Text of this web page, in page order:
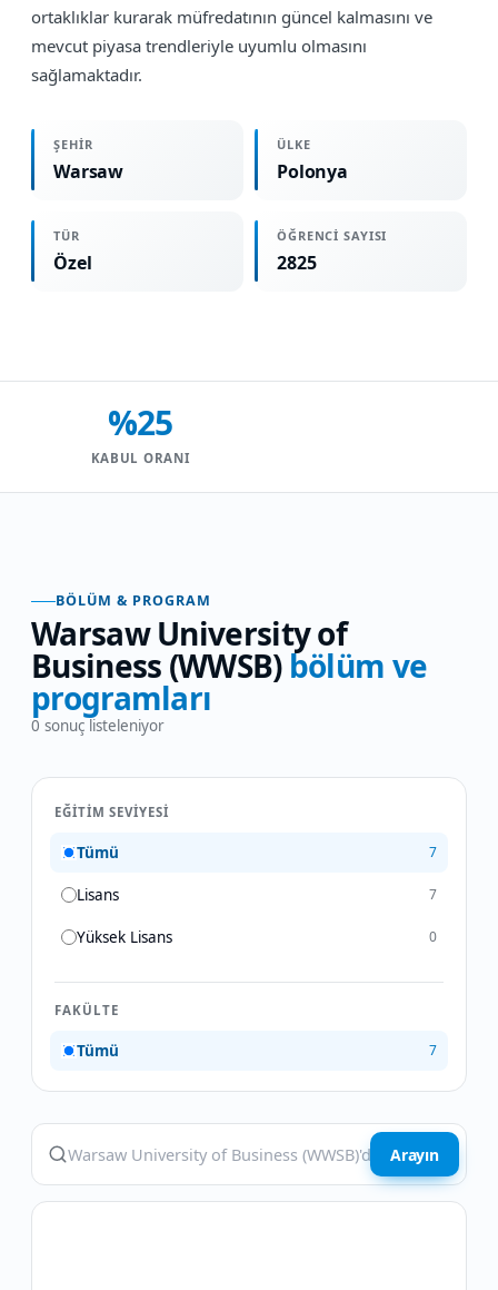
ortaklıklar kurarak müfredatının güncel kalmasını ve
mevcut piyasa trendleriyle uyumlu olmasını
sağlamaktadır.
ŞEHIR
Warsaw
ÜLKE
Polonya
TÜR
Özel
ÖĞRENCI SAYISI
2825
%25
KABUL ORANI
BÖLÜM & PROGRAM
Warsaw University of
Business (WWSB) bölüm ve
programları
0 sonuç listeleniyor
EĞITIM SEVIYESI
Tümü 7
Lisans 7
Yüksek Lisans 0
FAKÜLTE
Tümü 7
Arayın